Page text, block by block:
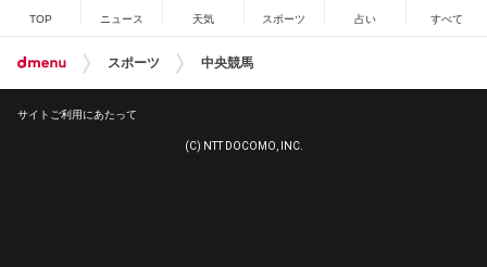
TOP ニュース 天気 スポーツ 占い すべて
スポーツ 中央競馬
サイトご利用にあたって
(C) NTT DOCOMO, INC.